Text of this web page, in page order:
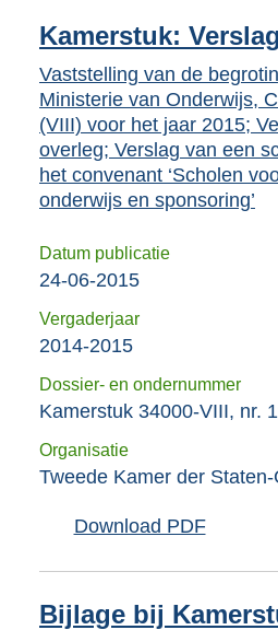
Kamerstuk: Verslag
Vaststelling van de
Ministerie van Onderwijs,
(VIII) voor het jaar 2015;
overleg; Verslag van een
het convenant ‘Scholen
onderwijs en sponsoring’
Datum publicatie
24-06-2015
Vergaderjaar
2014-2015
Dossier- en ondernummer
Kamerstuk 34000-VIII, nr.
Organisatie
Tweede Kamer der
Download PDF
Bijlage bij